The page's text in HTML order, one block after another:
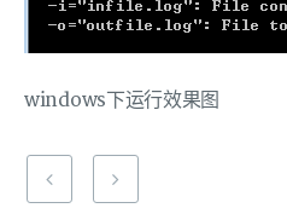
windows下运行效果图